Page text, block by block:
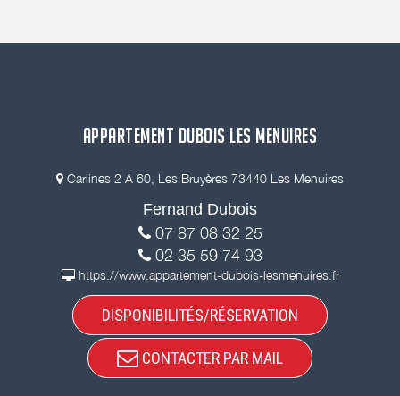
APPARTEMENT DUBOIS LES MENUIRES
Carlines 2 A 60, Les Bruyères 73440 Les Menuires
Fernand Dubois
07 87 08 32 25
02 35 59 74 93
https://www.appartement-dubois-lesmenuires.fr
DISPONIBILITÉS/RÉSERVATION
CONTACTER PAR MAIL